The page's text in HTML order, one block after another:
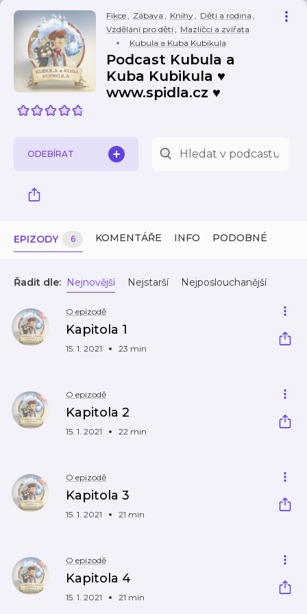
Fikce, Zábava , Knihy, Děti a rodina ,
Vzdělání pro děti , Mazlíčci a zvířata
Kubula a Kuba Kubikula
Podcast Kubula a
Kuba Kubikula ♥
www.spidla.cz ♥
ODEBÍRAT
EPIZODY 6 KOMENTÁŘE INFO PODOBNÉ
Řadit dle: Nejnovější Nejstarší Nejposlouchanější
O epizodě
Kapitola 1
15. 1. 2021 23 min
O epizodě
Kapitola 2
15. 1. 2021 22 min
O epizodě
Kapitola 3
15. 1. 2021 21 min
O epizodě
Kapitola 4
15. 1. 2021 21 min